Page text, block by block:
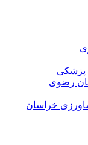
پزشکی
رضوی
خراسان